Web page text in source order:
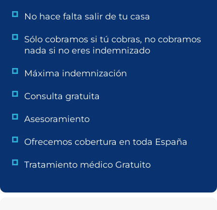
No hace falta salir de tu casa
Sólo cobramos si tú cobras, no cobramos
nada si no eres indemnizado
Máxima indemnización
Consulta gratuita
Asesoramiento
Ofrecemos cobertura en toda España
Tratamiento médico Gratuito